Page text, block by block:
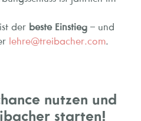
der beste Einstieg – und
lehre@treibacher.com.
nutzen und
starten!